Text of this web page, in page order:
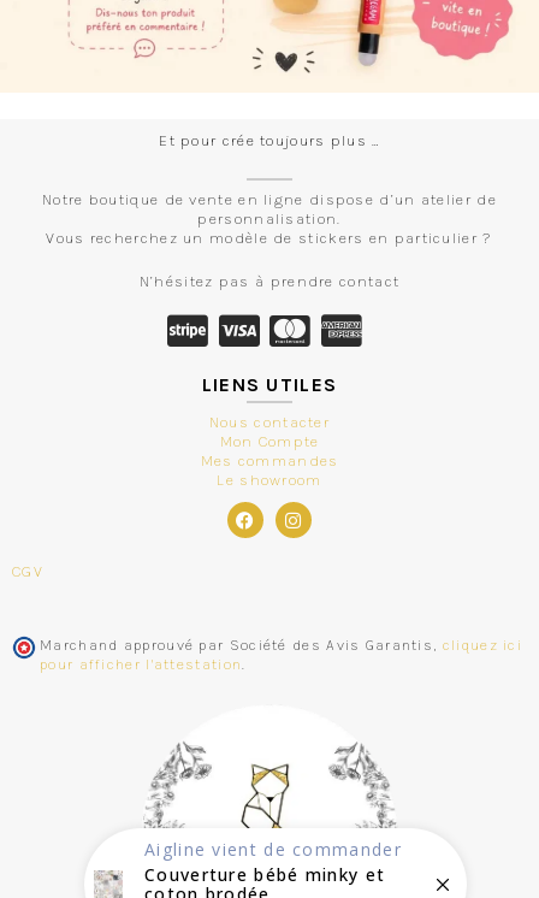
Et pour crée toujours plus …
Notre boutique de vente en ligne dispose d’un atelier de
personnalisation.
Vous recherchez un modèle de stickers en particulier ?
N’hésitez pas à prendre contact
LIENS UTILES
Nous contacter
Mon Compte
Mes commandes
Le showroom
CGV
Marchand approuvé par Société des Avis Garantis, cliquez ici
pour afficher l'attestation.
Aigline vient de commander
Couverture bébé minky et